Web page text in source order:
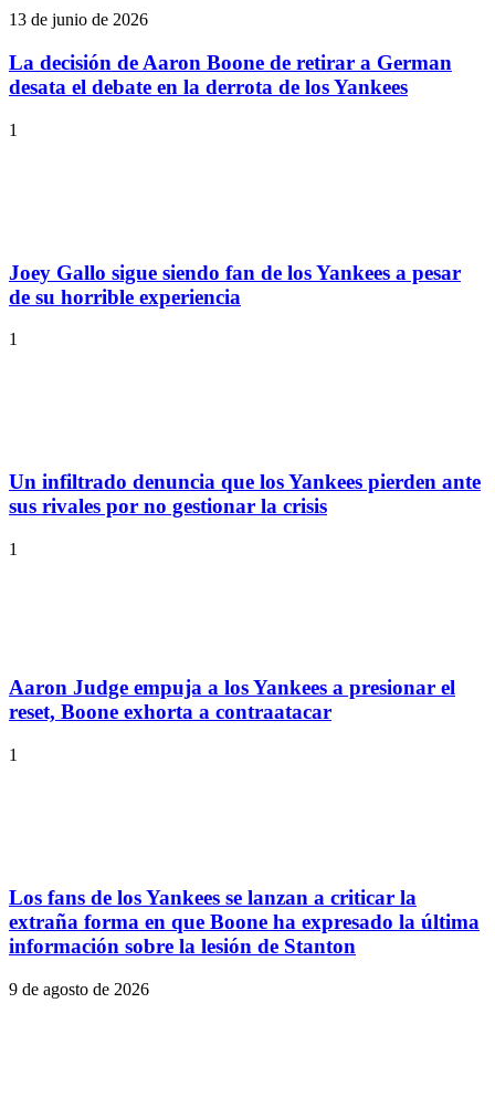
13 de junio de 2026
La decisión de Aaron Boone de retirar a German
desata el debate en la derrota de los Yankees
1
Joey Gallo sigue siendo fan de los Yankees a pesar
de su horrible experiencia
1
Un infiltrado denuncia que los Yankees pierden ante
sus rivales por no gestionar la crisis
1
Aaron Judge empuja a los Yankees a presionar el
reset, Boone exhorta a contraatacar
1
Los fans de los Yankees se lanzan a criticar la
extraña forma en que Boone ha expresado la última
información sobre la lesión de Stanton
9 de agosto de 2026